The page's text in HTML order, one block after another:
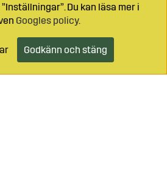
i kundvagnen
Du kan läsa mer i
Googles policy.
Godkänn och stäng